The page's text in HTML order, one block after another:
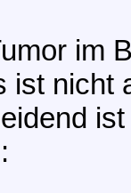
im
ist nicht